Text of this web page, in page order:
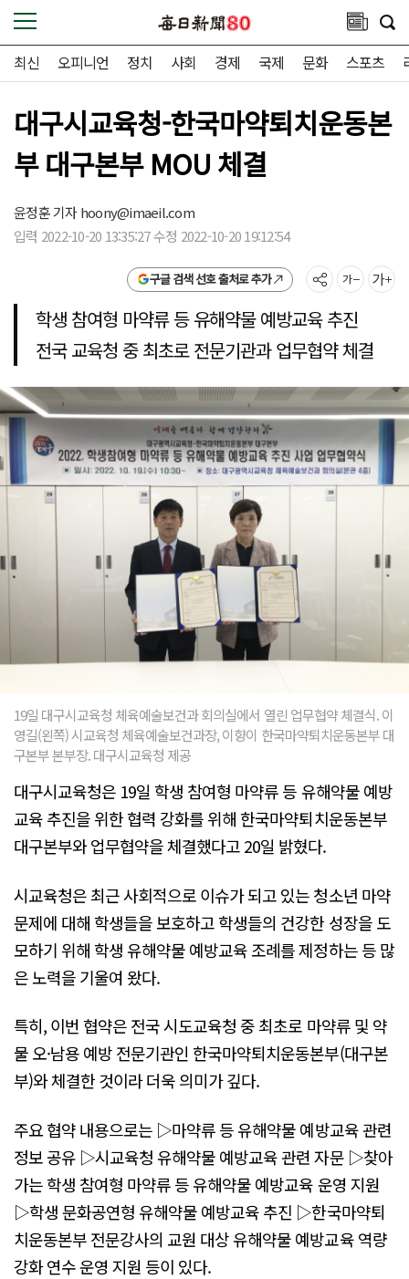
최신 오피니언 정치 사회 경제 국제 문화 스포츠
대구시교육청-한국마약퇴치운동본
부 대구본부 MOU 체결
윤정훈 기자hoony@imaeil.com
입력 2022-10-20 13:35:27 수정 2022-10-20 19:12:54
구글 검색 선호 출처로 추가
학생 참여형 마약류 등 유해약물 예방교육 추진
전국 교육청 중 최초로 전문기관과 업무협약 체결
19일 대구시교육청 체육예술보건과 회의실에서 열린 업무협약 체결식. 이
영길(왼쪽) 시교육청 체육예술보건과장, 이향이 한국마약퇴치운동본부 대
구본부 본부장. 대구시교육청 제공
대구시교육청은 19일 학생 참여형 마약류 등 유해약물 예방
교육 추진을 위한 협력 강화를 위해 한국마약퇴치운동본부
대구본부와 업무협약을 체결했다고 20일 밝혔다.
시교육청은 최근 사회적으로 이슈가 되고 있는 청소년 마약
문제에 대해 학생들을 보호하고 학생들의 건강한 성장을 도
모하기 위해 학생 유해약물 예방교육 조례를 제정하는 등 많
은 노력을 기울여 왔다.
특히, 이번 협약은 전국 시도교육청 중 최초로 마약류 및 약
물 오·남용 예방 전문기관인 한국마약퇴치운동본부(대구본
부)와 체결한 것이라 더욱 의미가 깊다.
주요 협약 내용으로는 ▷마약류 등 유해약물 예방교육 관련
정보 공유 ▷시교육청 유해약물 예방교육 관련 자문 ▷찾아
가는 학생 참여형 마약류 등 유해약물 예방교육 운영 지원
▷학생 문화공연형 유해약물 예방교육 추진 ▷한국마약퇴
치운동본부 전문강사의 교원 대상 유해약물 예방교육 역량
강화 연수 운영 지원 등이 있다.